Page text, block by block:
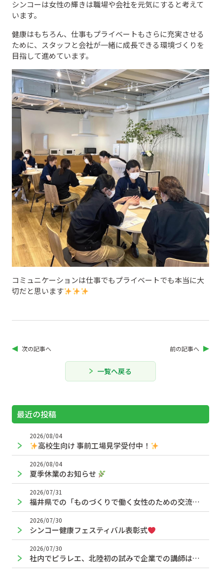
シンコーは女性の輝きは職場や会社を元気にすると考えて
います。
健康はもちろん、仕事もプライベートもさらに充実させる
ために、スタッフと会社が一緒に成長できる環境づくりを
目指して進めています。
コミュニケーションは仕事でもプライベートでも本当に大
切だと思います
前の記事へ
次の記事へ
一覧へ戻る
最近の投稿
高校生向け 事前工場見学受付中！
2026/08/04
夏季休業のお知らせ
2026/08/04
福井県での「ものづくりで働く女性のための交流フォーラム」で登壇かあかに
2026/07/31
シンコー健康フェスティバル表彰式
2026/07/30
社内でピラレエ、北陸初の試みで企業での講師は全国初
2026/07/30